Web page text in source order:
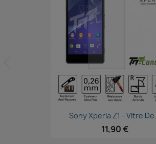
Aperçu rapide
Sony Xperia Z1 - Vitre De...
11,90 €